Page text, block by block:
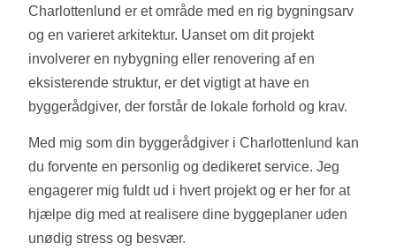
Charlottenlund er et område med en rig bygningsarv
og en varieret arkitektur. Uanset om dit projekt
involverer en nybygning eller renovering af en
eksisterende struktur, er det vigtigt at have en
byggerådgiver, der forstår de lokale forhold og krav.
Med mig som din byggerådgiver i Charlottenlund kan
du forvente en personlig og dedikeret service. Jeg
engagerer mig fuldt ud i hvert projekt og er her for at
hjælpe dig med at realisere dine byggeplaner uden
unødig stress og besvær.